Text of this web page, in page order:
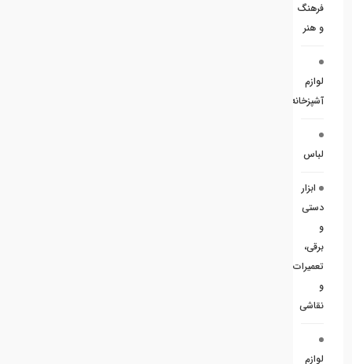
فرهنگ
و هنر
لوازم
آشپزخانه
لباس
ابزار
دستی
و
برقی،
تعمیرات
و
نقاشی
لوازم